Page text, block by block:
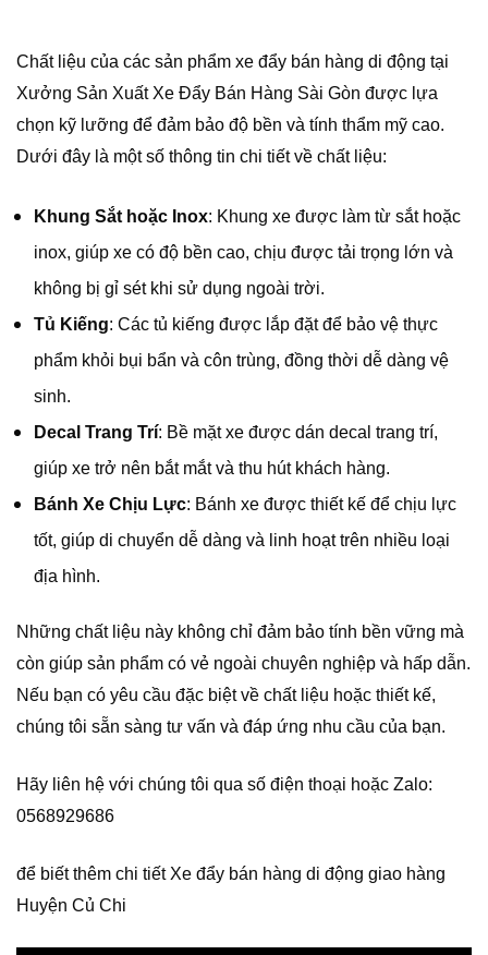
Chất liệu của các sản phẩm xe đẩy bán hàng di động tại
Xưởng Sản Xuất Xe Đẩy Bán Hàng Sài Gòn được lựa
chọn kỹ lưỡng để đảm bảo độ bền và tính thẩm mỹ cao.
Dưới đây là một số thông tin chi tiết về chất liệu:
Khung Sắt hoặc Inox: Khung xe được làm từ sắt hoặc
inox, giúp xe có độ bền cao, chịu được tải trọng lớn và
không bị gỉ sét khi sử dụng ngoài trời.
Tủ Kiếng: Các tủ kiếng được lắp đặt để bảo vệ thực
phẩm khỏi bụi bẩn và côn trùng, đồng thời dễ dàng vệ
sinh.
Decal Trang Trí: Bề mặt xe được dán decal trang trí,
giúp xe trở nên bắt mắt và thu hút khách hàng.
Bánh Xe Chịu Lực: Bánh xe được thiết kế để chịu lực
tốt, giúp di chuyển dễ dàng và linh hoạt trên nhiều loại
địa hình.
Những chất liệu này không chỉ đảm bảo tính bền vững mà
còn giúp sản phẩm có vẻ ngoài chuyên nghiệp và hấp dẫn.
Nếu bạn có yêu cầu đặc biệt về chất liệu hoặc thiết kế,
chúng tôi sẵn sàng tư vấn và đáp ứng nhu cầu của bạn.
Hãy liên hệ với chúng tôi qua số điện thoại hoặc Zalo:
0568929686
để biết thêm chi tiết Xe đẩy bán hàng di động giao hàng
Huyện Củ Chi